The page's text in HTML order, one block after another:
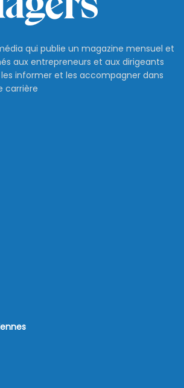
qui publie un magazine mensuel et
aux entrepreneurs et aux dirigeants
les informer et les accompagner dans
carrière